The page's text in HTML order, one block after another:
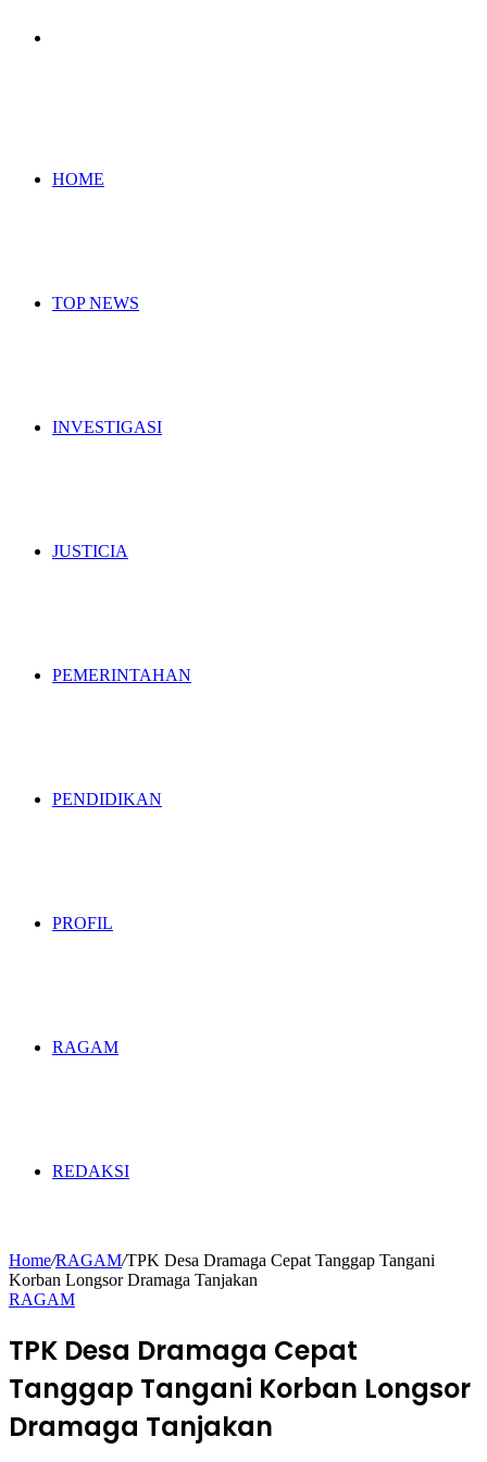
HOME
TOP NEWS
INVESTIGASI
JUSTICIA
PEMERINTAHAN
PENDIDIKAN
PROFIL
RAGAM
REDAKSI
Home/RAGAM/TPK Desa Dramaga Cepat Tanggap Tangani
Korban Longsor Dramaga Tanjakan
RAGAM
TPK Desa Dramaga Cepat
Tanggap Tangani Korban Longsor
Dramaga Tanjakan